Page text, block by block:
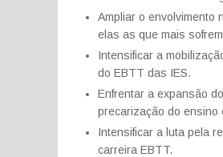
Ampliar o envolvimento
elas as que mais
Intensificar a
do EBTT das IES.
Enfrentar a expansão
precarização do ensino
Intensificar a luta pela
carreira EBTT.